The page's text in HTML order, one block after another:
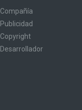
Compañía
Publicidad
Copyright
Desarrollador